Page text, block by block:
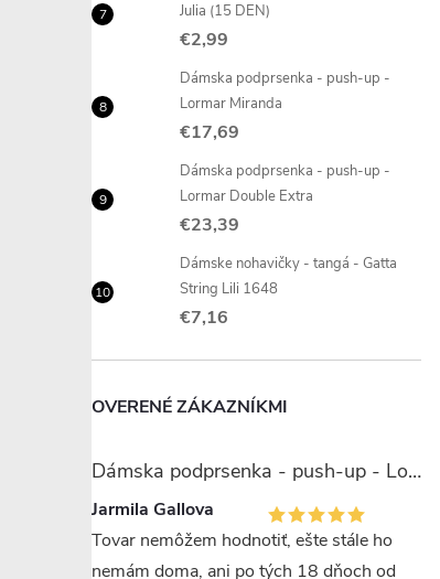
Julia (15 DEN)
€2,99
Dámska podprsenka - push-up -
Lormar Miranda
€17,69
Dámska podprsenka - push-up -
Lormar Double Extra
€23,39
Dámske nohavičky - tangá - Gatta
String Lili 1648
€7,16
OVERENÉ ZÁKAZNÍKMI
Dámska podprsenka - push-up - Lormar Miranda
Jarmila Gallova
Tovar nemôžem hodnotiť, ešte stále ho
nemám doma, ani po tých 18 dňoch od